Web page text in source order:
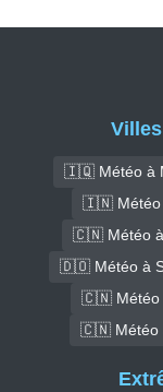
🇮🇶 Météo à
🇮🇳 Météo
🇨🇳 Météo à
🇩🇴 Météo à
🇨🇳 Météo
🇨🇳 Météo